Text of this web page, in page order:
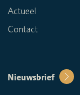
Actueel
Contact
Nieuwsbrief